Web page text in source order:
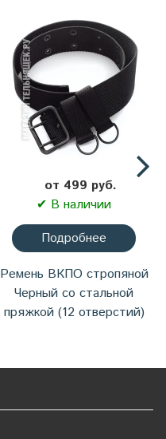
от 499 руб.
✔ В наличии
Подробнее
Ремень ВКПО стропяной
Черный со стальной
пряжкой (12 отверстий)